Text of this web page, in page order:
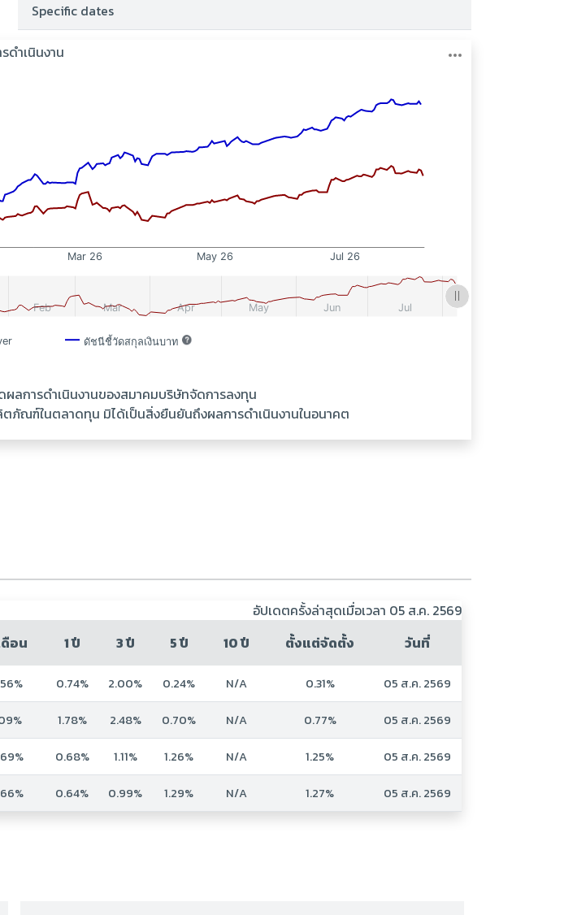
Specific dates
ลการดำเนินงานของสมาคมบริษัทจัดการลงทุน
ภัณฑ์ในตลาดทุน มิได้เป็นสิ่งยืนยันถึงผลการดำเนินงานในอนาคต
อัปเดตครั้งล่าสุดเมื่อเวลา 05 ส.ค. 2569
ดือน 1 ปี 3 ปี 5 ปี 10 ปี ตั้งแต่จัดตั้ง วันที่
0.74% 2.00% 0.24% N/A 0.31% 05 ส.ค. 2569
1.78% 2.48% 0.70% N/A 0.77% 05 ส.ค. 2569
0.68% 1.11% 1.26% N/A 1.25% 05 ส.ค. 2569
0.64% 0.99% 1.29% N/A 1.27% 05 ส.ค. 2569